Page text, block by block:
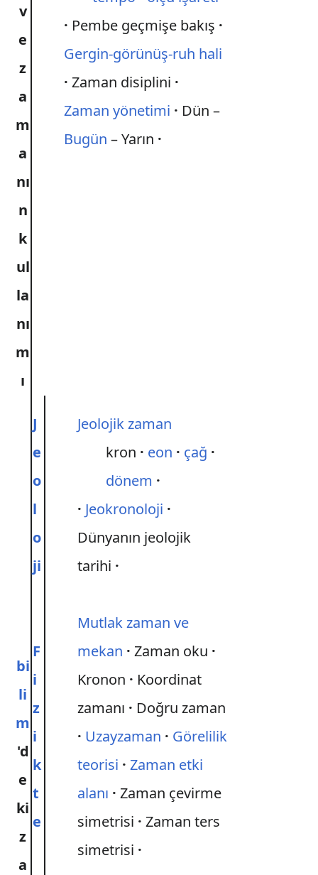
v
e
z
a
m
a
nı
n
k
ul
la
nı
m
ı
Pembe geçmişe bakış
Gergin-görünüş-ruh hali
Zaman disiplini
Zaman yönetimi
Dün –
Bugün – Yarın
bi
li
m
'd
e
ki
z
a
J
e
o
l
o
ji
Jeolojik zaman
kron
eon
çağ
dönem
Jeokronoloji
Dünyanın jeolojik
tarihi
F
i
z
i
k
t
e
Mutlak zaman ve
mekan
Zaman oku
Kronon
Koordinat
zamanı
Doğru zaman
Uzayzaman
Görelilik
teorisi
Zaman etki
alanı
Zaman çevirme
simetrisi
Zaman ters
simetrisi